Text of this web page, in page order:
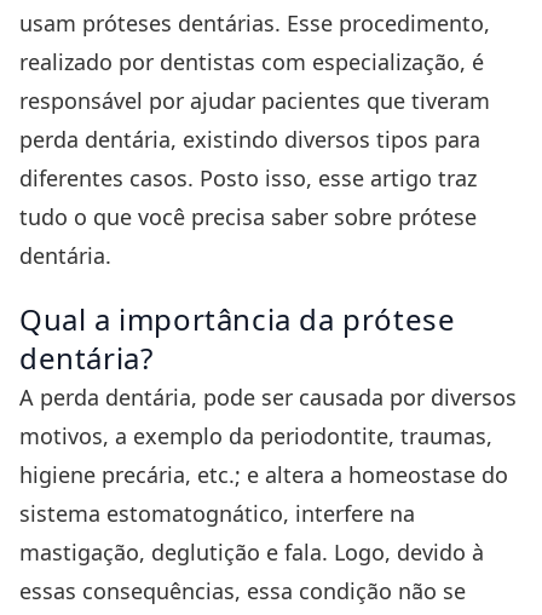
usam próteses dentárias. Esse procedimento,
realizado por dentistas com especialização, é
responsável por ajudar pacientes que tiveram
perda dentária, existindo diversos tipos para
diferentes casos. Posto isso, esse artigo traz
tudo o que você precisa saber sobre prótese
dentária.
Qual a importância da prótese
dentária?
A perda dentária, pode ser causada por diversos
motivos, a exemplo da periodontite, traumas,
higiene precária, etc.; e altera a homeostase do
sistema estomatognático, interfere na
mastigação, deglutição e fala. Logo, devido à
essas consequências, essa condição não se